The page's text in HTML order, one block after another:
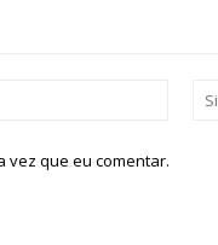
vez que eu comentar.